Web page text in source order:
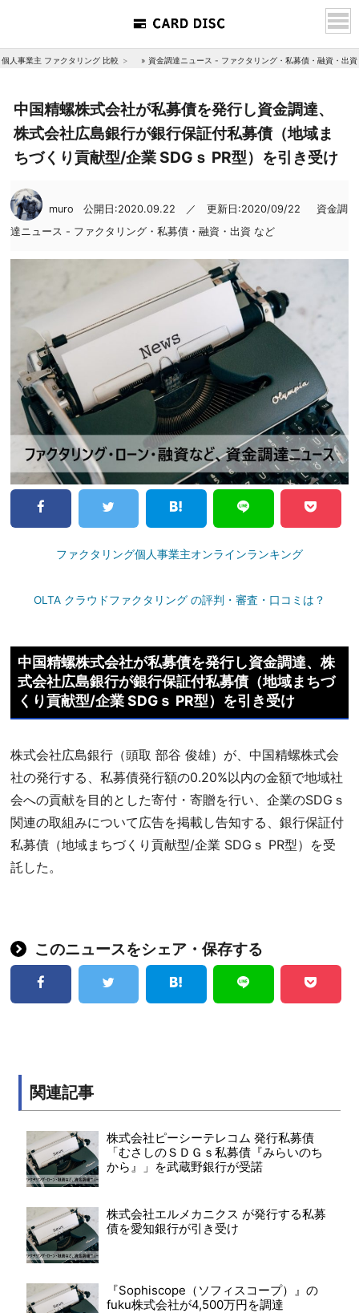
個人事業主 ファクタリング 比較 » 資金調達ニュース - ファクタリング・私募債・融資・出
中国精螺株式会社が私募債を発行し資金調達、
株式会社広島銀行が銀行保証付私募債（地域ま
ちづくり貢献型/企業 SDGｓ PR型）を引き受け
muro 公開日:2020.09.22 ／ 更新日:2020/09/22
資金調
達ニュース - ファクタリング・私募債・融資・出資 など
ファクタリング個人事業主オンラインランキング
OLTA クラウドファクタリング の評判・審査・口コミは？
中国精螺株式会社が私募債を発行し資金調達、株
式会社広島銀行が銀行保証付私募債（地域まちづ
くり貢献型/企業 SDGｓ PR型）を引き受け
株式会社広島銀行（頭取 部谷 俊雄）が、中国精螺株式会
社の発行する、私募債発行額の0.20%以内の金額で地域社
会への貢献を目的とした寄付・寄贈を行い、企業のSDGｓ
関連の取組みについて広告を掲載し告知する、銀行保証付
私募債（地域まちづくり貢献型/企業 SDGｓ PR型）を受
託した。
このニュースをシェア・保存する
関連記事
株式会社ピーシーテレコム 発行私募債
「むさしのＳＤＧｓ私募債『みらいのち
から』」を武蔵野銀行が受諾
株式会社エルメカニクス が発行する私募
債を愛知銀行が引き受け
『Sophiscope（ソフィスコープ）』の
fuku株式会社が4,500万円を調達